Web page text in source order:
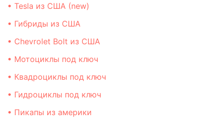
• Tesla из США (new)
• Гибриды из США
• Chevrolet Bolt из США
• Мотоциклы под ключ
• Квадроциклы под ключ
• Гидроциклы под ключ
• Пикапы из америки